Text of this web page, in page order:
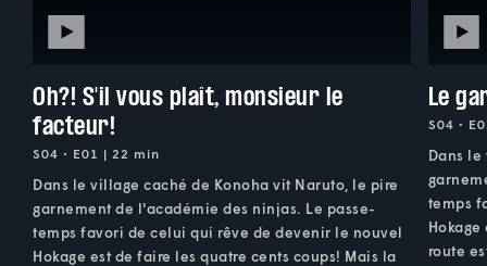
Oh?! S'il vous plaît, monsieur le
facteur!
S04 • E01 | 22 min
Dans le village caché de Konoha vit Naruto, le pire
garnement de l'académie des ninjas. Le passe-
temps favori de celui qui rêve de devenir le nouvel
Hokage est de faire les quatre cents coups! Mais la
Le
S04 •
Dans
temps
route